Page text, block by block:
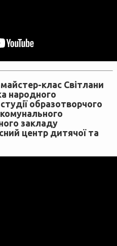
клас Світлани
народного
образотворчого
закладу
центр дитячої та